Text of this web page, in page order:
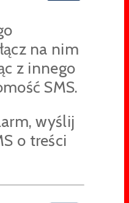
na nim
z innego
SMS.
wyślij
o treści